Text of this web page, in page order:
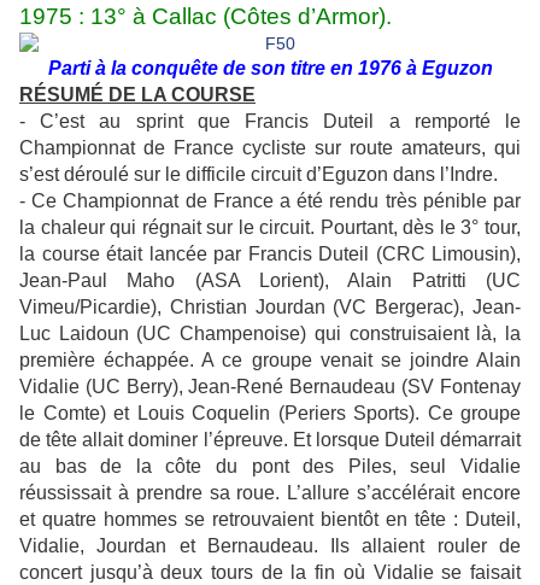
1975 : 13° à Callac (Côtes d’Armor).
Parti à la conquête de son titre en 1976 à Eguzon
RÉSUMÉ DE LA COURSE
- C’est au sprint que Francis Duteil a remporté le
Championnat de France cycliste sur route amateurs, qui
s’est déroulé sur le difficile circuit d’Eguzon dans l’Indre.
- Ce Championnat de France a été rendu très pénible par
la chaleur qui régnait sur le circuit. Pourtant, dès le 3° tour,
la course était lancée par Francis Duteil (CRC Limousin),
Jean-Paul Maho (ASA Lorient), Alain Patritti (UC
Vimeu/Picardie), Christian Jourdan (VC Bergerac), Jean-
Luc Laidoun (UC Champenoise) qui construisaient là, la
première échappée. A ce groupe venait se joindre Alain
Vidalie (UC Berry), Jean-René Bernaudeau (SV Fontenay
le Comte) et Louis Coquelin (Periers Sports). Ce groupe
de tête allait dominer l’épreuve. Et lorsque Duteil démarrait
au bas de la côte du pont des Piles, seul Vidalie
réussissait à prendre sa roue. L’allure s’accélérait encore
et quatre hommes se retrouvaient bientôt en tête : Duteil,
Vidalie, Jourdan et Bernaudeau. Ils allaient rouler de
concert jusqu’à deux tours de la fin où Vidalie se faisait